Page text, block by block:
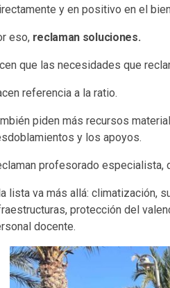
y en positivo en el
eso, reclaman soluciones.
que las necesidades que
referencia a la ratio.
piden más recursos
y los apoyos.
profesorado especialista,
lista va más allá: climatización,
protección del
docente.